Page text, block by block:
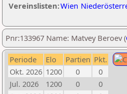
Vereinslisten:Wien
Pnr:133967 Name: Matvey Beroev (
Periode Elo Partien Pkt.
Okt. 2026 1200 0
0
Jul. 2026
1200 0
0